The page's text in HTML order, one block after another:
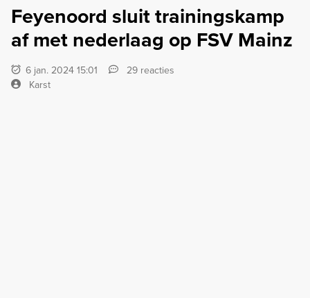
Feyenoord sluit trainingskamp
af met nederlaag op FSV Mainz
6 jan. 2024 15:01
29 reacties
Karst